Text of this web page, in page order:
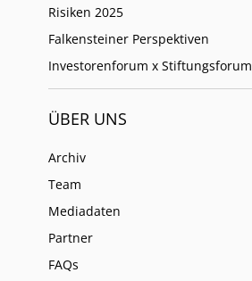
Risiken 2025
Falkensteiner Perspektiven
Investorenforum x Stiftungsforum
ÜBER UNS
Archiv
Team
Mediadaten
Partner
FAQs